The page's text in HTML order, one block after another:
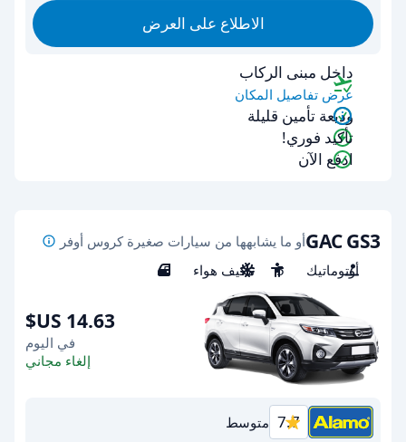
الاطلاع على العرض
داخل مبنى الركاب
عرض تفاصيل المكان
وديعة تأمين قليلة
تأكيد فوري!
ادفع الآن
GAC GS3أو ما يشابهها من سيارات صغيرة كروس أوفر
أوتوماتيك
5 مكيف هواء 5
في اليوم
إلغاء مجاني
7.7 متوسط